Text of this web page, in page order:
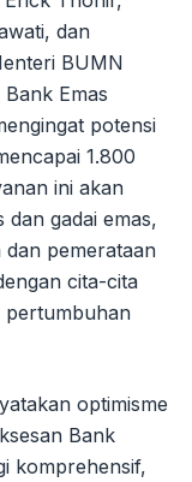
dan
BUMN
Emas
potensi
1.800
ini akan
gadai emas,
pemerataan
cita-cita
pertumbuhan
optimisme
Bank
komprehensif,